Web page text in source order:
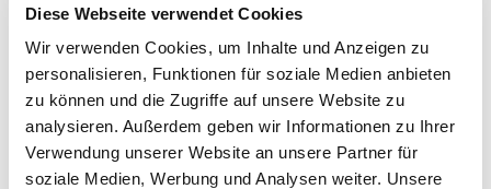
Diese Webseite verwendet Cookies
Wir verwenden Cookies, um Inhalte und Anzeigen zu
personalisieren, Funktionen für soziale Medien anbieten
zu können und die Zugriffe auf unsere Website zu
analysieren. Außerdem geben wir Informationen zu Ihrer
Verwendung unserer Website an unsere Partner für
soziale Medien, Werbung und Analysen weiter. Unsere
Jetzt lesen